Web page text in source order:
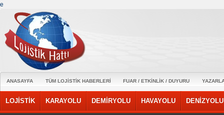
e
ANASAYFA TÜM LOJİSTİK HABERLERİ FUAR / ETKİNLİK / DUYURU
LOJİSTİK KARAYOLU DEMİRYOLU HAVAYOLU DENİZYOLU